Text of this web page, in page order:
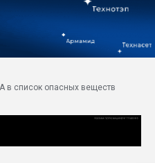
умельцы изготовили
колонок полностью из
Продажа готового
производство SPC
29.07.2026 ФРП помог
в список опасных веществ